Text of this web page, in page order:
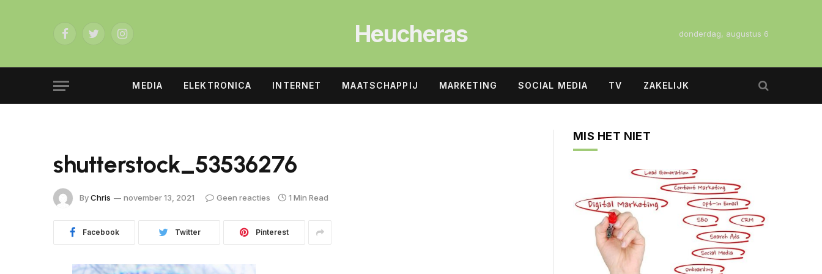
FacebookTwitterInstagram Heucheras donderdag, augustus 6
MEDIA ELEKTRONICA INTERNET MAATSCHAPPIJ MARKETING SOCIAL MEDIA TV ZAKELIJK
shutterstock_53536276
ByChris november 13, 2021 Geen reacties 1 Min Read
Facebook Twitter Pinterest
MIS HET NIET